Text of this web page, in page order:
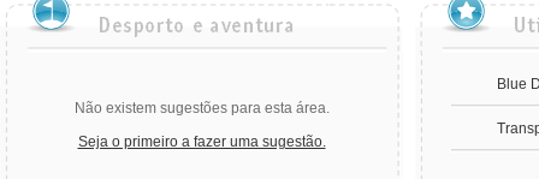
Não existem sugestões para esta área.
Seja o primeiro a fazer uma sugestão.
Blue